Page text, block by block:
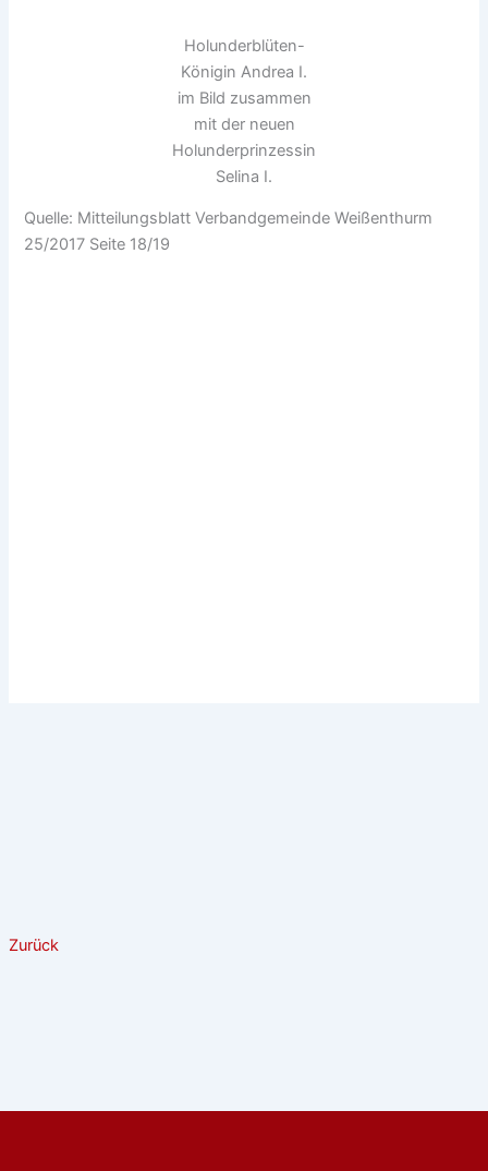
Zurück
Holunderblüten-
Königin Andrea I.
im Bild zusammen
mit der neuen
Holunderprinzessin
Selina I.
Quelle: Mitteilungsblatt Verbandgemeinde Weißenthurm
25/2017 Seite 18/19